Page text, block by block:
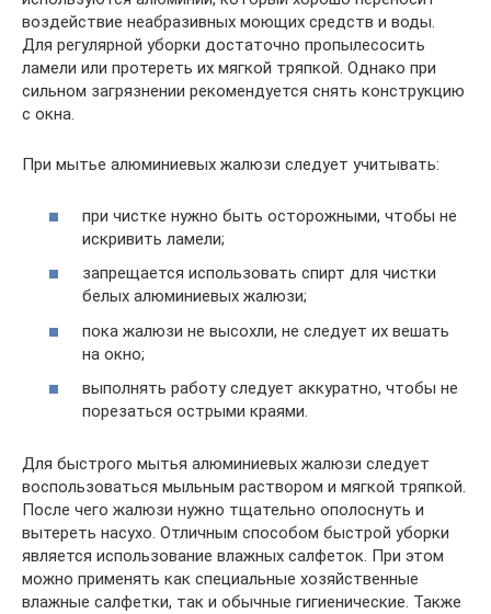
воздействие неабразивных моющих средств и воды.
Для регулярной уборки достаточно пропылесосить
ламели или протереть их мягкой тряпкой. Однако при
сильном загрязнении рекомендуется снять конструкцию
с окна.
При мытье алюминиевых жалюзи следует учитывать:
при чистке нужно быть осторожными, чтобы не
искривить ламели;
запрещается использовать спирт для чистки
белых алюминиевых жалюзи;
пока жалюзи не высохли, не следует их вешать
на окно;
выполнять работу следует аккуратно, чтобы не
порезаться острыми краями.
Для быстрого мытья алюминиевых жалюзи следует
воспользоваться мыльным раствором и мягкой тряпкой.
После чего жалюзи нужно тщательно ополоснуть и
вытереть насухо. Отличным способом быстрой уборки
является использование влажных салфеток. При этом
можно применять как специальные хозяйственные
влажные салфетки, так и обычные гигиенические. Также